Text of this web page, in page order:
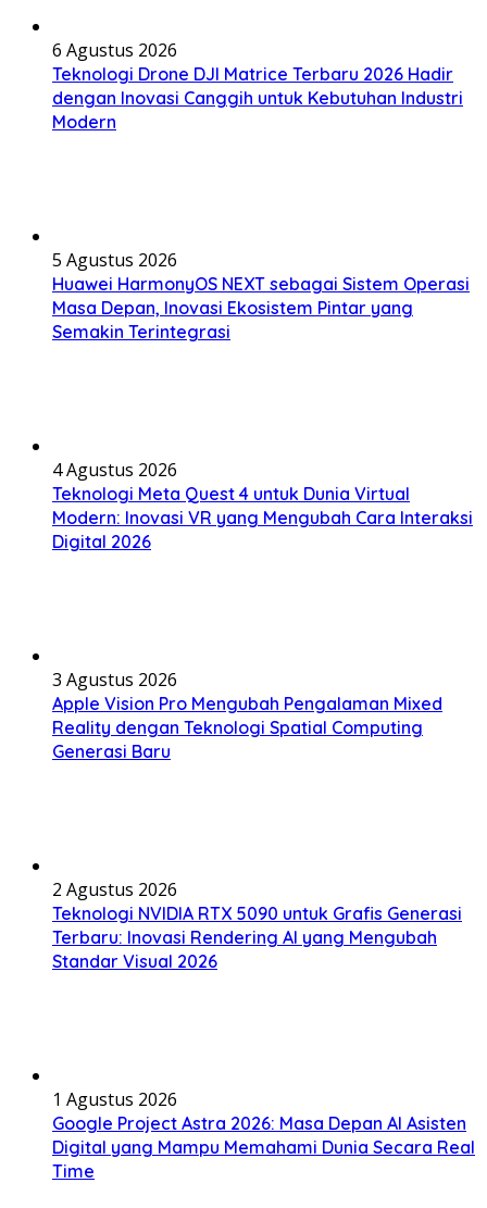
6 Agustus 2026
Teknologi Drone DJI Matrice Terbaru 2026 Hadir
dengan Inovasi Canggih untuk Kebutuhan Industri
Modern
5 Agustus 2026
Huawei HarmonyOS NEXT sebagai Sistem Operasi
Masa Depan, Inovasi Ekosistem Pintar yang
Semakin Terintegrasi
4 Agustus 2026
Teknologi Meta Quest 4 untuk Dunia Virtual
Modern: Inovasi VR yang Mengubah Cara Interaksi
Digital 2026
3 Agustus 2026
Apple Vision Pro Mengubah Pengalaman Mixed
Reality dengan Teknologi Spatial Computing
Generasi Baru
2 Agustus 2026
Teknologi NVIDIA RTX 5090 untuk Grafis Generasi
Terbaru: Inovasi Rendering AI yang Mengubah
Standar Visual 2026
1 Agustus 2026
Google Project Astra 2026: Masa Depan AI Asisten
Digital yang Mampu Memahami Dunia Secara Real
Time